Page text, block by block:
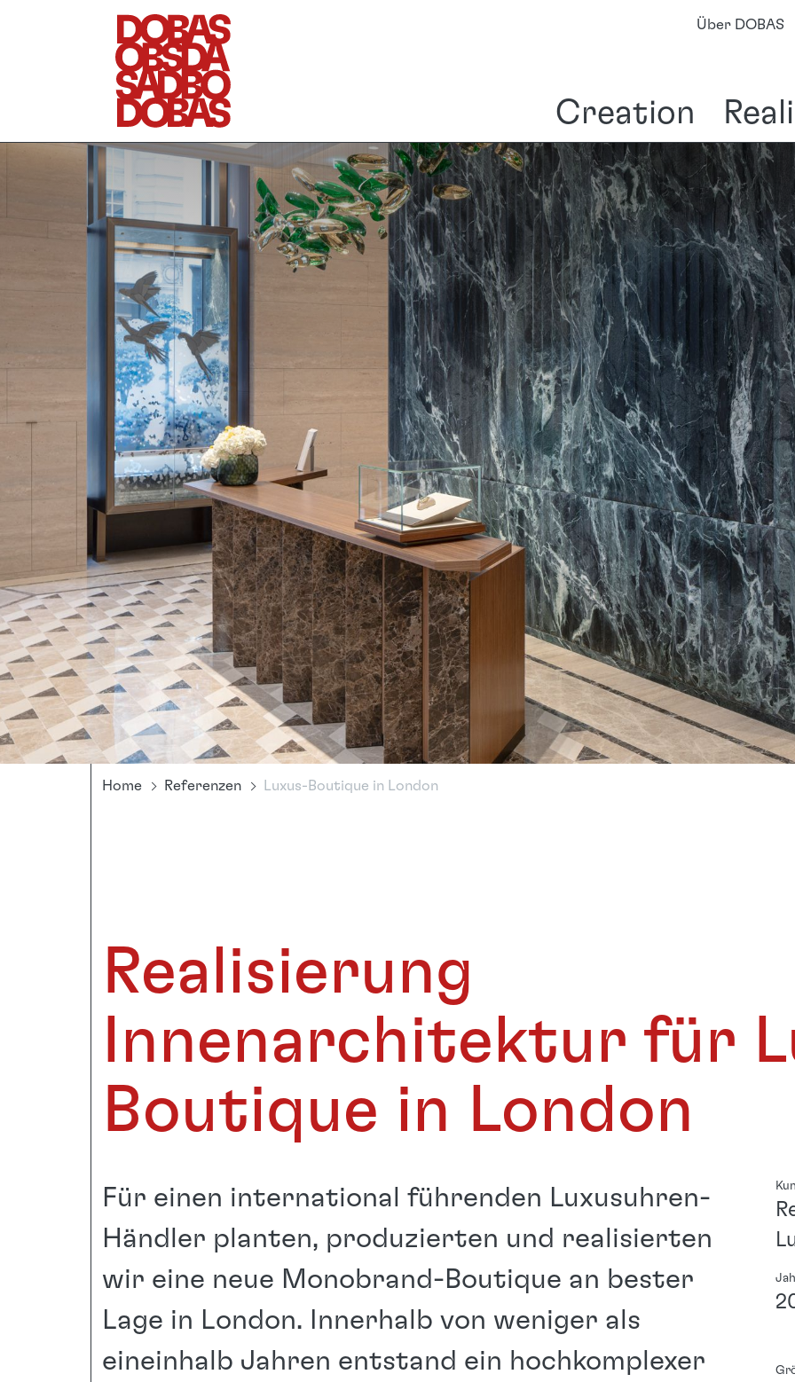
Creation
Über DOBAS
Home Referenzen Luxus-Boutique in London
Realisierung
Innenarchitektur für
Boutique in London
Für einen international führenden Luxusuhren-
Händler planten, produzierten und realisierten
wir eine neue Monobrand-Boutique an bester
Lage in London. Innerhalb von weniger als
eineinhalb Jahren entstand ein hochkomplexer